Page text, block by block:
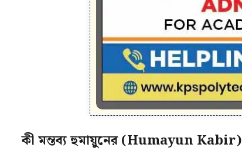
কী মন্তব্য হুমায়ুনের (Humayun